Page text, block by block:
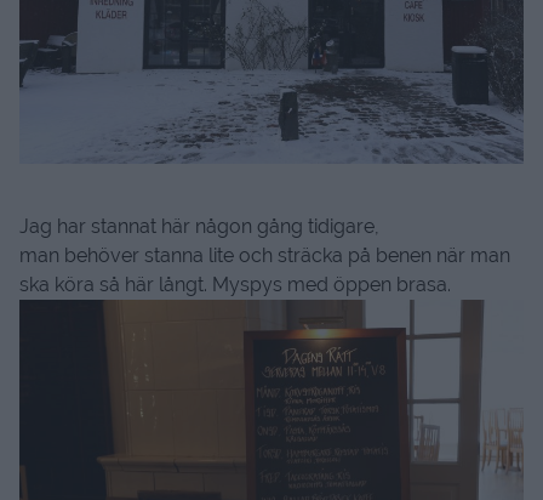
Jag har stannat här någon gång tidigare,
man behöver stanna lite och sträcka på benen när man
ska köra så här långt. Myspys med öppen brasa.